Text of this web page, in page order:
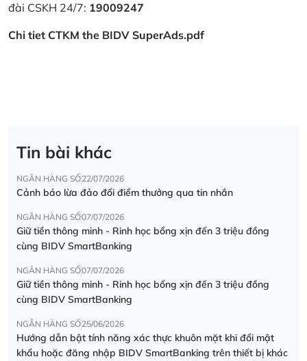
đài CSKH 24/7: 19009247
Chi tiet CTKM the BIDV SuperAds.pdf
Tin bài khác
NGÂN HÀNG SỐ22/07/2026
Cảnh báo lừa đảo đổi điểm thưởng qua tin nhắn
NGÂN HÀNG SỐ07/07/2026
Giữ tiền thông minh - Rinh học bổng xịn đến 3 triệu đồng
cùng BIDV SmartBanking
NGÂN HÀNG SỐ07/07/2026
Giữ tiền thông minh - Rinh học bổng xịn đến 3 triệu đồng
cùng BIDV SmartBanking
NGÂN HÀNG SỐ25/06/2026
Hướng dẫn bật tính năng xác thực khuôn mặt khi đổi mật
khẩu hoặc đăng nhập BIDV SmartBanking trên thiết bị khác